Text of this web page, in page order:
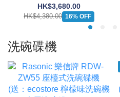
磁爐 (13A/適合較大櫥櫃空
間)
HK$3,680.00
HK$4,380.00 16% OFF
洗碗碟機